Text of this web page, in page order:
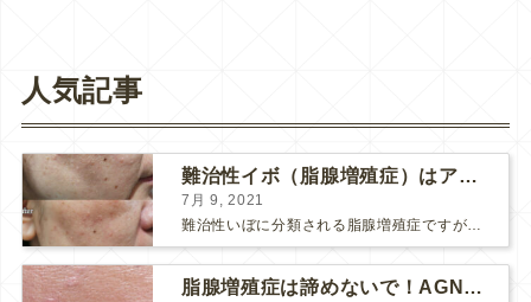
人気記事
難治性イボ（脂腺増殖症）はアグネスAGNESが効果的です！
7月 9, 2021
難治性いぼに分類される脂腺増殖症ですが、脂腺増殖症はAGNESアグネスにとても良く反応して、きれいに治すことができます。 ↑ 脂腺増殖症をアグネスAGNESで３回治療した1ヶ月後の写真です。...
脂腺増殖症は諦めないで！AGNESアグネス治療でツルツル肌に！